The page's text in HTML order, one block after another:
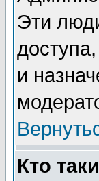
Эти
и
Кто